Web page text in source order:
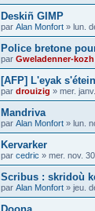
Deskiñ GIMP
par Alan Monfort » lun.
Police bretone
par Gweladenner-kozh
[AFP] L'eyak
par drouizig » mer.
Mandriva
par Alan Monfort » lun.
Kervarker
par cedric » mer. nov.
Scribus : skridoù
par Alan Monfort » jeu.
Doona